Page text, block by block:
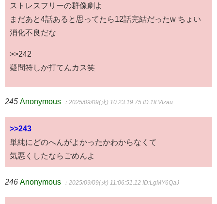
ストレスフリーの群像劇よ
まだあと4話あると思ってたら12話完結だったw ちょい
消化不良だな
>>242
疑問符しか打てんカス笑
245 Anonymous ：2025/09/09(火) 10:23:19.75 ID:1lLVIzau
>>243
単純にどのへんがよかったかわからなくて
気悪くしたならごめんよ
246 Anonymous ：2025/09/09(火) 11:06:51.12 ID:LgMY6QaJ